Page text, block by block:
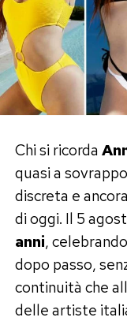
Chi si ricorda
quasi a
discreta e
di oggi. Il 5
anni,
dopo passo,
continuità che
delle artiste